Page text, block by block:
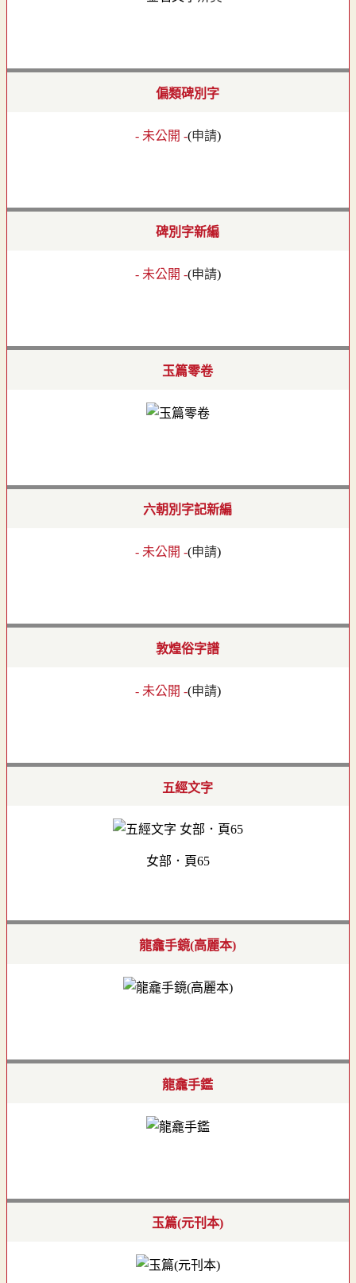
偏類碑別字
- 未公開 -(申請)
碑別字新編
- 未公開 -(申請)
玉篇零卷
六朝別字記新編
- 未公開 -(申請)
敦煌俗字譜
- 未公開 -(申請)
五經文字
女部．頁65
龍龕手鏡(高麗本)
龍龕手鑑
玉篇(元刊本)